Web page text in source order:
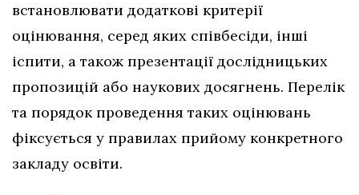
встановлювати додаткові критерії
оцінювання, серед яких співбесіди, інші
іспити, а також презентації дослідницьких
пропозицій або наукових досягнень. Перелік
та порядок проведення таких оцінювань
фіксується у правилах прийому конкретного
закладу освіти.